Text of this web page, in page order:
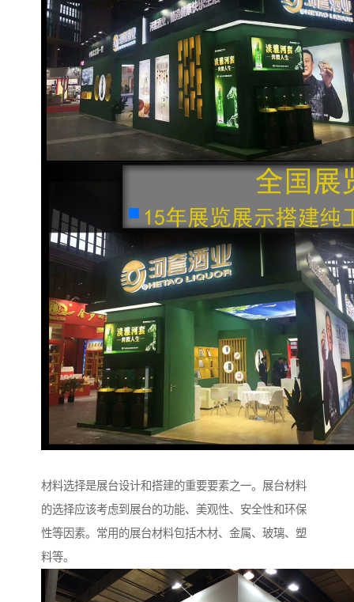
材料选择是展台设计和搭建的重要要素之一。展台材料
的选择应该考虑到展台的功能、美观性、安全性和环保
性等因素。常用的展台材料包括木材、金属、玻璃、塑
料等。